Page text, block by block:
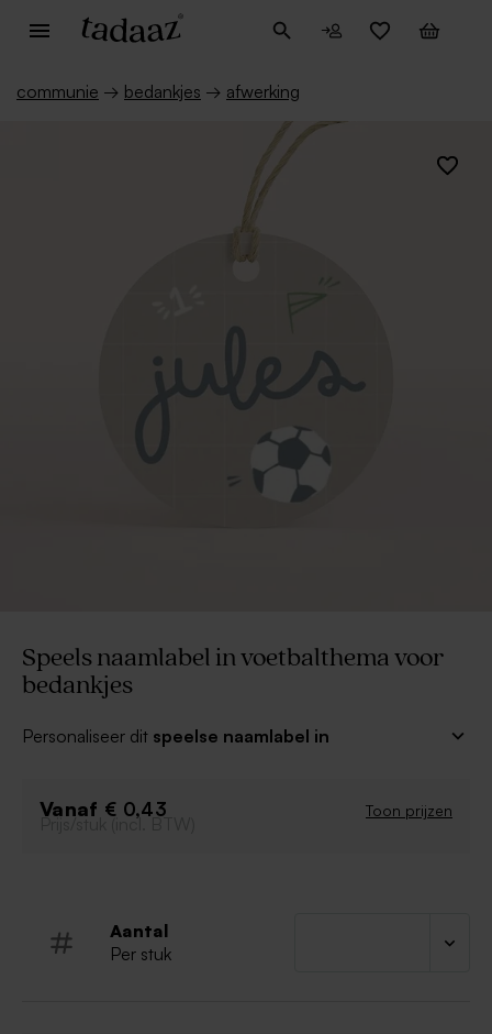
communie → bedankjes → afwerking
Speels naamlabel in voetbalthema voor
bedankjes
Personaliseer dit speelse naamlabel in
met het bijpassende bedankkaartje is jullie assortiment
Vanaf € 0,43 Toon prijzen
Prijs/stuk (incl. BTW)
Aantal
Per stuk